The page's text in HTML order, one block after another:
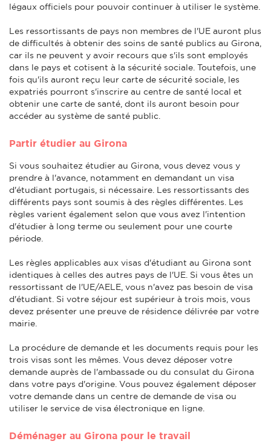
légaux officiels pour pouvoir continuer à utiliser le système.
Les ressortissants de pays non membres de l'UE auront plus
de difficultés à obtenir des soins de santé publics au Girona,
car ils ne peuvent y avoir recours que s'ils sont employés
dans le pays et cotisent à la sécurité sociale. Toutefois, une
fois qu'ils auront reçu leur carte de sécurité sociale, les
expatriés pourront s'inscrire au centre de santé local et
obtenir une carte de santé, dont ils auront besoin pour
accéder au système de santé public.
Partir étudier au Girona
Si vous souhaitez étudier au Girona, vous devez vous y
prendre à l'avance, notamment en demandant un visa
d'étudiant portugais, si nécessaire. Les ressortissants des
différents pays sont soumis à des règles différentes. Les
règles varient également selon que vous avez l'intention
d'étudier à long terme ou seulement pour une courte
période.
Les règles applicables aux visas d'étudiant au Girona sont
identiques à celles des autres pays de l'UE. Si vous êtes un
ressortissant de l'UE/AELE, vous n'avez pas besoin de visa
d'étudiant. Si votre séjour est supérieur à trois mois, vous
devez présenter une preuve de résidence délivrée par votre
mairie.
La procédure de demande et les documents requis pour les
trois visas sont les mêmes. Vous devez déposer votre
demande auprès de l'ambassade ou du consulat du Girona
dans votre pays d'origine. Vous pouvez également déposer
votre demande dans un centre de demande de visa ou
utiliser le service de visa électronique en ligne.
Déménager au Girona pour le travail